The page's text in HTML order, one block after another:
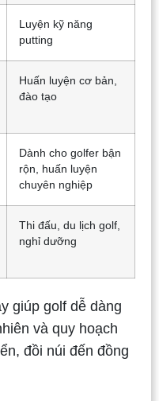
Luyện kỹ năng
putting
Huấn luyện cơ bản,
đào tạo
Dành cho golfer bận
rộn, huấn luyện
chuyên nghiệp
Thi đấu, du lịch golf,
nghỉ dưỡng
giúp golf dễ dàng
và quy hoạch
đồi núi đến đồng